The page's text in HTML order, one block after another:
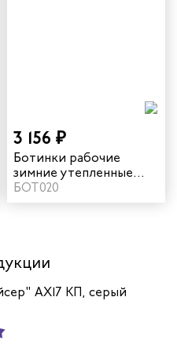
3 156 ₽
Ботинки рабочие
зимние утепленные
"Комфорт" цвет
черный
БОТ020
AX17 КП, серый